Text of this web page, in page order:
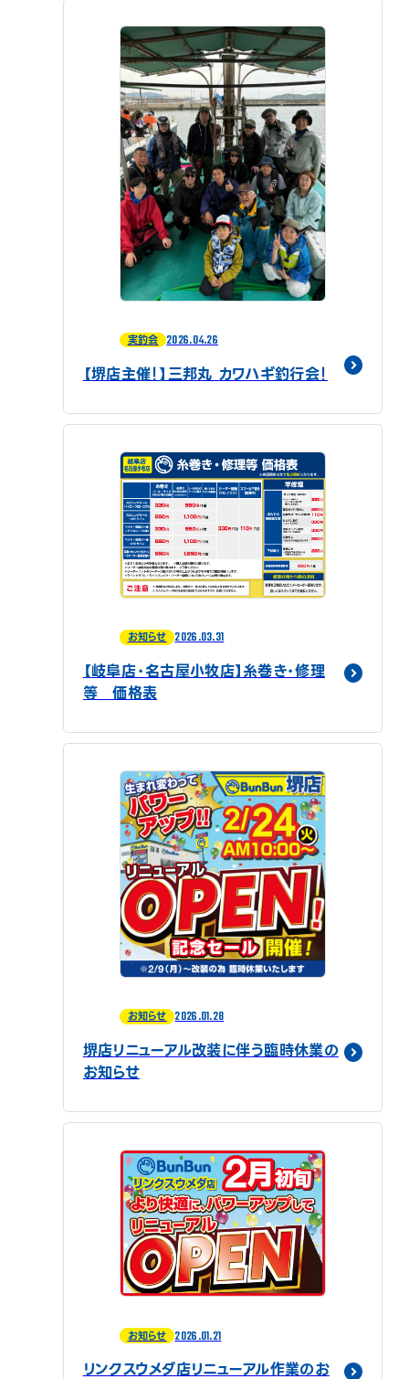
実釣会 2026.04.26
【堺店主催！】三邦丸 カワハギ釣行会！
お知らせ 2026.03.31
【岐阜店・名古屋小牧店】糸巻き・修理
等 価格表
お知らせ 2026.01.28
堺店リニューアル改装に伴う臨時休業の
お知らせ
お知らせ 2026.01.21
リンクスウメダ店リニューアル作業のお